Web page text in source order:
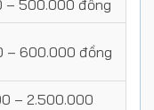
– 500.000 đồng
– 600.000 đồng
– 2.500.000